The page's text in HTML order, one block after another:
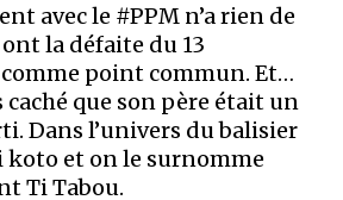
avec le #PPM n’a rien de
la défaite du 13
comme point commun. Et…
caché que son père était un
Dans l’univers du balisier
koto et on le surnomme
Ti Tabou.